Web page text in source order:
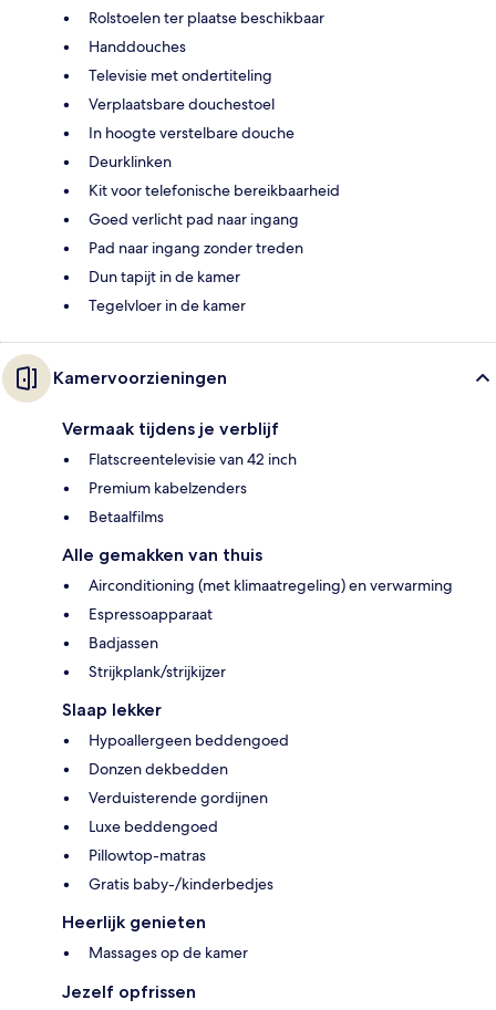
Rolstoelen ter plaatse beschikbaar
Handdouches
Televisie met ondertiteling
Verplaatsbare douchestoel
In hoogte verstelbare douche
Deurklinken
Kit voor telefonische bereikbaarheid
Goed verlicht pad naar ingang
Pad naar ingang zonder treden
Dun tapijt in de kamer
Tegelvloer in de kamer
Kamervoorzieningen
Vermaak tijdens je verblijf
Flatscreentelevisie van 42 inch
Premium kabelzenders
Betaalfilms
Alle gemakken van thuis
Airconditioning (met klimaatregeling) en verwarming
Espressoapparaat
Badjassen
Strijkplank/strijkijzer
Slaap lekker
Hypoallergeen beddengoed
Donzen dekbedden
Verduisterende gordijnen
Luxe beddengoed
Pillowtop-matras
Gratis baby-/kinderbedjes
Heerlijk genieten
Massages op de kamer
Jezelf opfrissen